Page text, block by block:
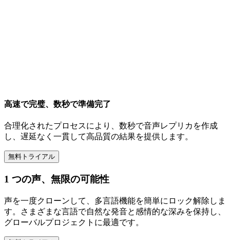
高速で完璧、数秒で準備完了
合理化されたプロセスにより、数秒で音声レプリカを作成
し、遅延なく一貫して高品質の結果を提供します。
無料トライアル
1 つの声、無限の可能性
声を一度クローンして、多言語機能を簡単にロック解除しま
す。さまざまな言語で自然な発音と感情的な深みを保持し、
グローバルプロジェクトに最適です。